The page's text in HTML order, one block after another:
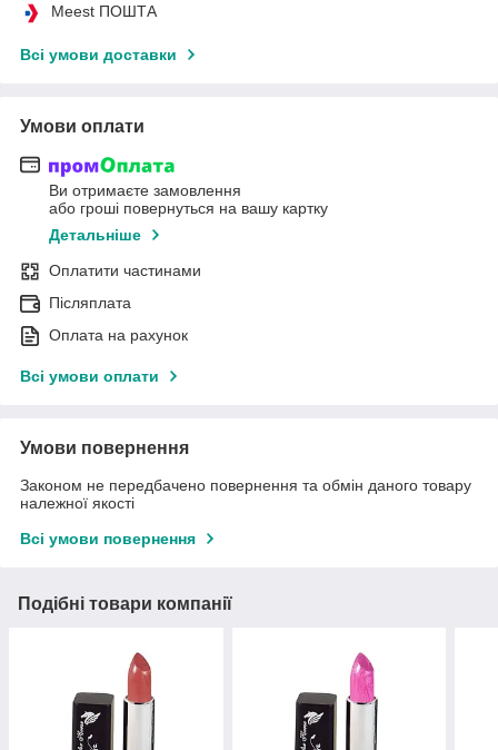
Meest ПОШТА
Всі умови доставки
Умови оплати
Ви отримаєте замовлення
або гроші повернуться на вашу картку
Детальніше
Оплатити частинами
Післяплата
Оплата на рахунок
Всі умови оплати
Умови повернення
Законом не передбачено повернення та обмін даного товару
належної якості
Всі умови повернення
Подібні товари компанії